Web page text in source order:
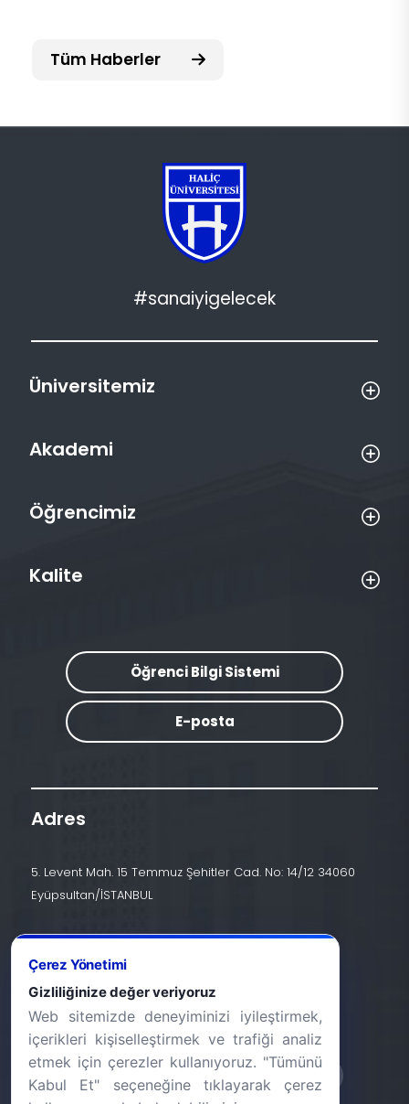
Tüm Haberler
#sanaiyigelecek
Üniversitemiz
Akademi
Öğrencimiz
Kalite
Öğrenci Bilgi Sistemi
E-posta
Adres
5. Levent Mah. 15 Temmuz Şehitler Cad. No: 14/12 34060
Eyüpsultan/İSTANBUL
+90 (212) 924 24 44
info@halic.edu.tr
Çerez Yönetimi
Gizliliğinize değer veriyoruz
Web sitemizde deneyiminizi iyileştirmek,
içerikleri kişiselleştirmek ve trafiği analiz
etmek için çerezler kullanıyoruz. "Tümünü
Kabul Et" seçeneğine tıklayarak çerez